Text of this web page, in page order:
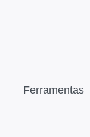
Ferramentas